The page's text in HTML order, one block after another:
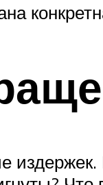
издержек.